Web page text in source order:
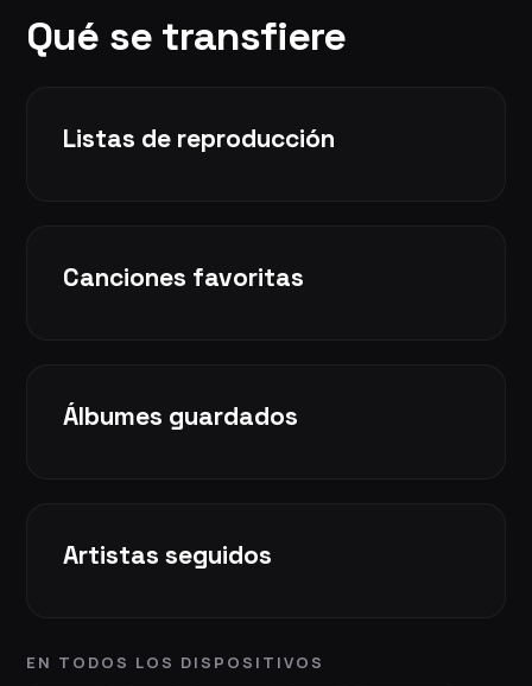
Qué se transfiere
Listas de reproducción
Canciones favoritas
Álbumes guardados
Artistas seguidos
EN TODOS LOS DISPOSITIVOS